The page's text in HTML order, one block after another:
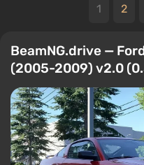
1 2
BeamNG.drive —
(2005-2009) v2.0